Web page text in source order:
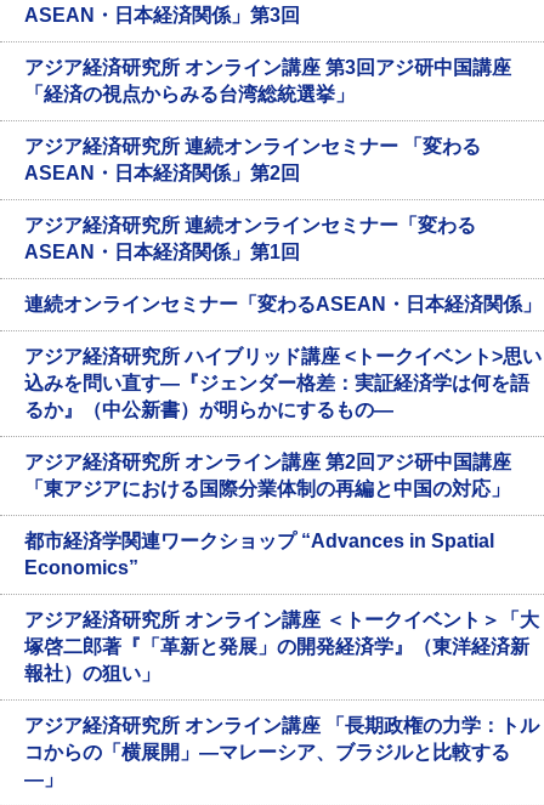
ASEAN・日本経済関係」第3回
アジア経済研究所 オンライン講座 第3回アジ研中国講座
「経済の視点からみる台湾総統選挙」
アジア経済研究所 連続オンラインセミナー 「変わる
ASEAN・日本経済関係」第2回
アジア経済研究所 連続オンラインセミナー「変わる
ASEAN・日本経済関係」第1回
連続オンラインセミナー「変わるASEAN・日本経済関係」
アジア経済研究所 ハイブリッド講座 <トークイベント>思い
込みを問い直す―『ジェンダー格差：実証経済学は何を語
るか』（中公新書）が明らかにするもの―
アジア経済研究所 オンライン講座 第2回アジ研中国講座
「東アジアにおける国際分業体制の再編と中国の対応」
都市経済学関連ワークショップ “Advances in Spatial
Economics”
アジア経済研究所 オンライン講座 ＜トークイベント＞「大
塚啓二郎著『「革新と発展」の開発経済学』（東洋経済新
報社）の狙い」
アジア経済研究所 オンライン講座 「長期政権の力学：トル
コからの「横展開」―マレーシア、ブラジルと比較する
―」